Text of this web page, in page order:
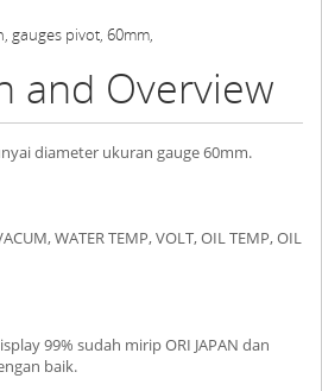
gauges pivot, 60mm,
and Overview
diameter ukuran gauge 60mm.
WATER TEMP, VOLT, OIL TEMP, OIL
99% sudah mirip ORI JAPAN dan
baik.